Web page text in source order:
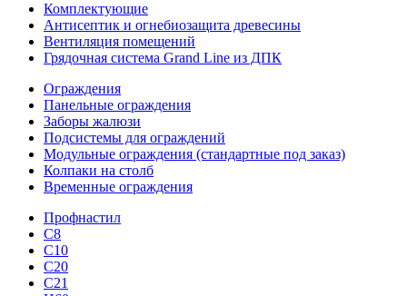
Комплектующие
Антисептик и огнебиозащита древесины
Вентиляция помещений
Грядочная система Grand Line из ДПК
Ограждения
Панельные ограждения
Заборы жалюзи
Подсистемы для ограждений
Модульные ограждения (стандартные под заказ)
Колпаки на столб
Временные ограждения
Профнастил
С8
С10
С20
С21